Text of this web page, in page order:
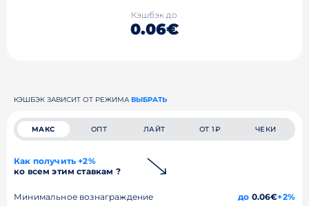
Кэшбэк до
0.06€
КЭШБЭК ЗАВИСИТ ОТ РЕЖИМА ВЫБРАТЬ
МАКС ОПТ ЛАЙТ ОТ 1₽ ЧЕКИ
Как получить +2%
ко всем этим ставкам ?
Минимальное вознаграждение до 0.06€+2%